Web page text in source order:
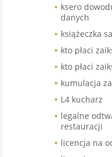
ksero
danych
książeczka
kto płaci
kto płaci
kumulacja
L4 kucharz
legalne
restauracji
licencja na